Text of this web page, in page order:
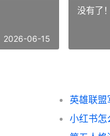
2026-06-15
没有了！
英雄联
小红书怎